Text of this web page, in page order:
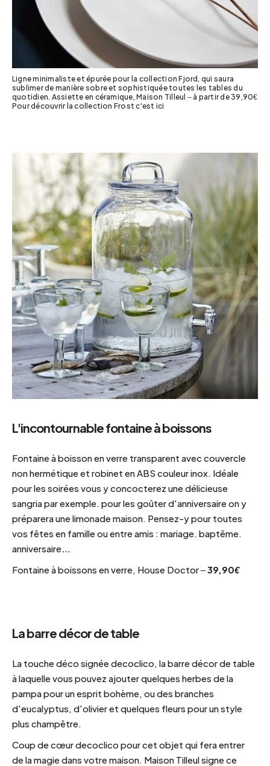
Ligne minimaliste et épurée pour la collection Fjord, qui saura
sublimer de manière sobre et sophistiquée toutes les tables du
quotidien. Assiette en céramique, Maison Tilleul – à partir de 39,90€
Pour découvrir la collection Frost c'est ici
L'incontournable fontaine à boissons
Fontaine à boisson en verre transparent avec couvercle
non hermétique et robinet en ABS couleur inox. Idéale
pour les soirées vous y concocterez une délicieuse
sangria par exemple. pour les goûter d'anniversaire on y
préparera une limonade maison. Pensez-y pour toutes
vos fêtes en famille ou entre amis : mariage. baptême.
anniversaire…
Fontaine à boissons en verre, House Doctor –39,90€
La barre décor de table
La touche déco signée decoclico, la barre décor de table
à laquelle vous pouvez ajouter quelques herbes de la
pampa pour un esprit bohème, ou des branches
d'eucalyptus, d'olivier et quelques fleurs pour un style
plus champêtre.
Coup de cœur decoclico pour cet objet qui fera entrer
de la magie dans votre maison. Maison Tilleul signe ce